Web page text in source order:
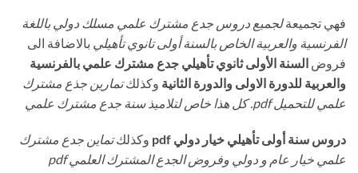
فهي تجميعةلجميع دروس جدع مشترك علمي مسلك دولي باللغة
الفرنسية والعربية الخاص بالسنة أولى تانوي تأهيلي بالاضافة الى
فروض السنة الأولى ثانوي تأهيلي جدع مشترك علمي بالفرنسية
والعربية للدورة الاولى والدورة الثانية وكذلكتمارين جذع مشترك
علمي للتحميل pdf. كل هذا خاص لتلاميذ سنة جدع مشترك علمي
دروس سنة أولى تأهيلي خيار دولي pdf وكذلكتماين جدع مشترك
علمي خيار عام و دولي وفروض الجدع المشترك العلمي pdf